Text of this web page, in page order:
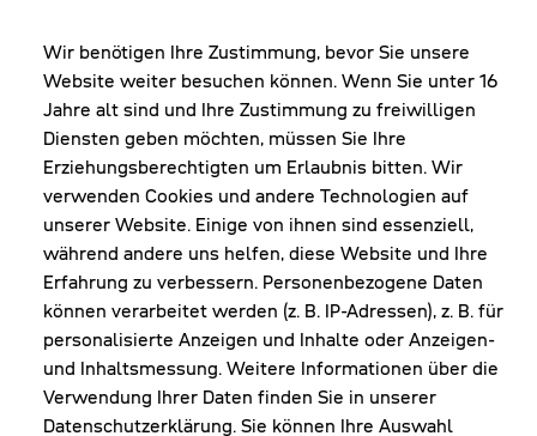
Wir benötigen Ihre Zustimmung, bevor Sie unsere
Website weiter besuchen können. Wenn Sie unter 16
Jahre alt sind und Ihre Zustimmung zu freiwilligen
Diensten geben möchten, müssen Sie Ihre
Erziehungsberechtigten um Erlaubnis bitten. Wir
verwenden Cookies und andere Technologien auf
unserer Website. Einige von ihnen sind essenziell,
während andere uns helfen, diese Website und Ihre
Erfahrung zu verbessern. Personenbezogene Daten
können verarbeitet werden (z. B. IP-Adressen), z. B. für
personalisierte Anzeigen und Inhalte oder Anzeigen-
und Inhaltsmessung. Weitere Informationen über die
Verwendung Ihrer Daten finden Sie in unserer
Datenschutzerklärung. Sie können Ihre Auswahl
FR: 8:00-12:00 & 13:00-16:00 Uhr
Shop Diepoldsau
MO-Do: 8:00-12:00 & 13:00-17:30 Uhr
Fr: 8:00-16:00 Uhr
1. Samstag im Monat: 9:00-16:00 Uhr
NEWSLETTER
Erhalte Infos zu aktueller Arbeitskleidung für
deine Firma und unseren Service